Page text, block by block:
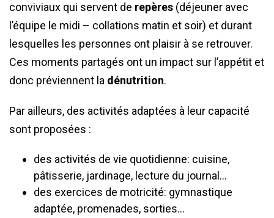
conviviaux qui servent de repères (déjeuner avec
l’équipe le midi – collations matin et soir) et durant
lesquelles les personnes ont plaisir à se retrouver.
Ces moments partagés ont un impact sur l’appétit et
donc préviennent la dénutrition.
Par ailleurs, des activités adaptées à leur capacité
sont proposées :
des activités de vie quotidienne: cuisine,
pâtisserie, jardinage, lecture du journal…
des exercices de motricité: gymnastique
adaptée, promenades, sorties…